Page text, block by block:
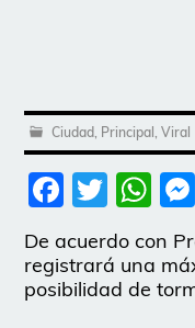
Ciudad, Principal,Viral
De acuerdo con
registrará una
posibilidad de